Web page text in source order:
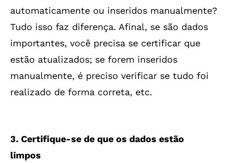
automaticamente ou inseridos manualmente?
Tudo isso faz diferença. Afinal, se são dados
importantes, você precisa se certificar que
estão atualizados; se forem inseridos
manualmente, é preciso verificar se tudo foi
realizado de forma correta, etc.
3. Certifique-se de que os dados estão
limpos